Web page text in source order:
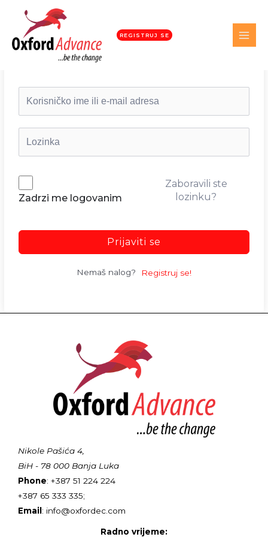
REGISTRUJ SE
Dobrodošli nazad!
Zadrzi me logovanim
Zaboravili ste
lozinku?
Prijaviti se
Nemaš nalog? Registruj se!
Nikole Pašića 4,
BiH - 78 000 Banja Luka
Phone: +387 51 224 224
+387 65 333 335;
Email: info@oxfordec.com
Radno vrijeme: